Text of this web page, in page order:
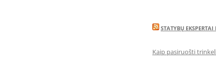
STATYBŲ
Kaip pasiruošti